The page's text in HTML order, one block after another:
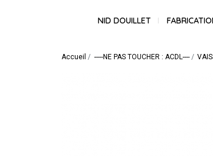
NID DOUILLET
Accueil -----NE PAS TOUCHER : ACDL----